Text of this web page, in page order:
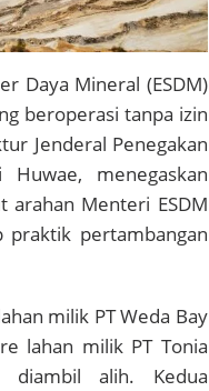
Daya Mineral (ESDM)
beroperasi tanpa izin
Jenderal Penegakan
menegaskan
arahan Menteri ESDM
praktik pertambangan
milik PT Weda Bay
lahan milik PT Tonia
diambil alih. Kedua